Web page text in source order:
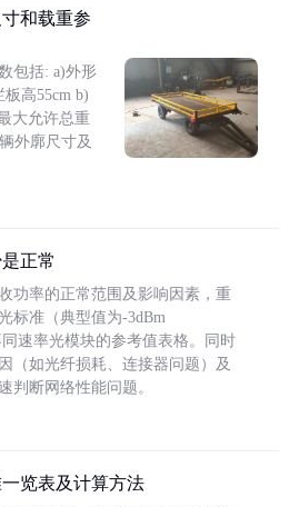
和载重参
包括: a)外形
板高55cm b)
大允许总重
外廓尺寸及
正常
功率的正常范围及影响因素，重
标准（典型值为-3dBm
速率光模块的参考值表格。同时
（如光纤损耗、连接器问题）及
判断网络性能问题。
览表及计算方法